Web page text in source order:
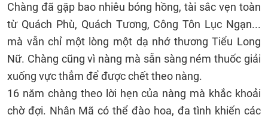
Chàng đã gặp bao nhiêu bóng hồng, tài sắc vẹn toàn
từ Quách Phù, Quách Tương, Công Tôn Lục Ngạn...
mà vẫn chỉ một lòng một dạ nhớ thương Tiểu Long
Nữ. Chàng cũng vì nàng mà sẵn sàng ném thuốc giải
xuống vực thẳm để được chết theo nàng.
16 năm chàng theo lời hẹn của nàng mà khắc khoải
chờ đợi. Nhân Mã có thể đào hoa, đa tình khiến các